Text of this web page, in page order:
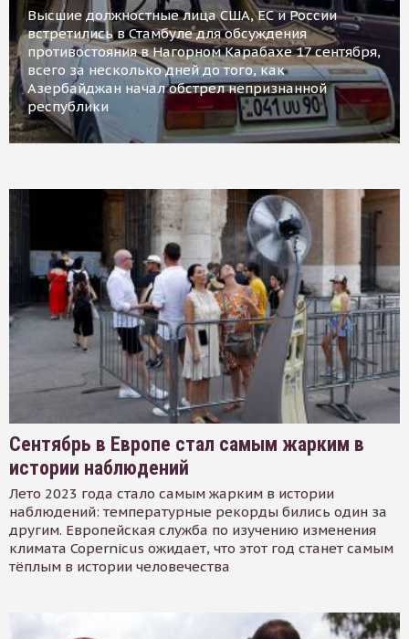
Высшие должностные лица США, ЕС и России
встретились в Стамбуле для обсуждения
противостояния в Нагорном Карабахе 17 сентября,
всего за несколько дней до того, как
Азербайджан начал обстрел непризнанной
республики
Сентябрь в Европе стал самым жарким в
истории наблюдений
Лето 2023 года стало самым жарким в истории
наблюдений: температурные рекорды бились один за
другим. Европейская служба по изучению изменения
климата Copernicus ожидает, что этот год станет самым
тёплым в истории человечества